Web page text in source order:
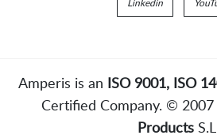
Amperis is an ISO 9001, ISO
Certified Company. ©
Products